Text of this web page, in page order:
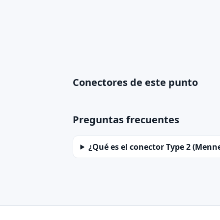
Conectores de este punto
Preguntas frecuentes
¿Qué es el conector Type 2